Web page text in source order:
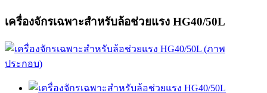
เครื่องจักรเฉพาะสำหรับล้อช่วยแรง HG40/50L